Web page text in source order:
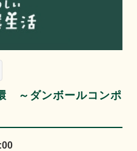
～ダンボールコンポ